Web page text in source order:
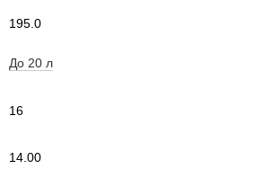
195.0
До 20 л
16
14.00